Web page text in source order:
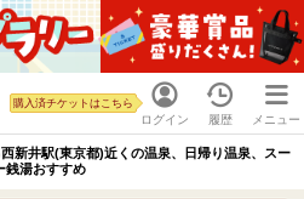
ログイン
購入済チケットはこちら
履歴 メニュー
新井駅(東京都)近くの温泉、日帰り温泉、スー
銭湯おすすめ